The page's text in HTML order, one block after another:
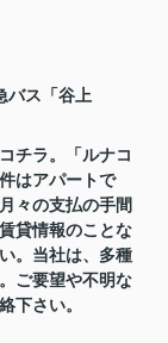
バス「谷上
チラ。「ルナコ
はアパートで
々の支払の手間
貸情報のことな
。当社は、多種
ご要望や不明な
下さい。